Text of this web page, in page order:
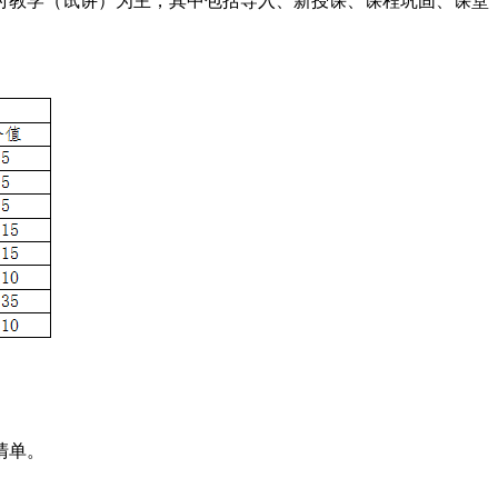
。